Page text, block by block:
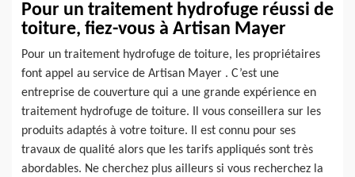
Pour un traitement hydrofuge réussi de
toiture, fiez-vous à Artisan Mayer
Pour un traitement hydrofuge de toiture, les propriétaires
font appel au service de Artisan Mayer . C’est une
entreprise de couverture qui a une grande expérience en
traitement hydrofuge de toiture. Il vous conseillera sur les
produits adaptés à votre toiture. Il est connu pour ses
travaux de qualité alors que les tarifs appliqués sont très
abordables. Ne cherchez plus ailleurs si vous recherchez la